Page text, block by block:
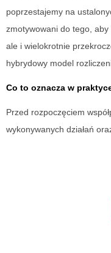
poprzestajemy na
zmotywowani do tego, aby
ale i wielokrotnie
hybrydowy model
Co to oznacza w
Przed rozpoczęciem
wykonywanych działań